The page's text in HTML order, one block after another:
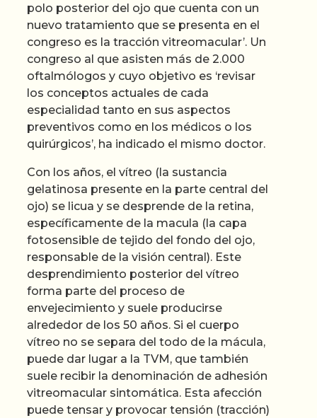
polo posterior del ojo que cuenta con un
nuevo tratamiento que se presenta en el
congreso es la tracción vitreomacular’. Un
congreso al que asisten más de 2.000
oftalmólogos y cuyo objetivo es ‘revisar
los conceptos actuales de cada
especialidad tanto en sus aspectos
preventivos como en los médicos o los
quirúrgicos’, ha indicado el mismo doctor.
Con los años, el vítreo (la sustancia
gelatinosa presente en la parte central del
ojo) se licua y se desprende de la retina,
específicamente de la macula (la capa
fotosensible de tejido del fondo del ojo,
responsable de la visión central). Este
desprendimiento posterior del vítreo
forma parte del proceso de
envejecimiento y suele producirse
alrededor de los 50 años. Si el cuerpo
vítreo no se separa del todo de la mácula,
puede dar lugar a la TVM, que también
suele recibir la denominación de adhesión
vitreomacular sintomática. Esta afección
puede tensar y provocar tensión (tracción)